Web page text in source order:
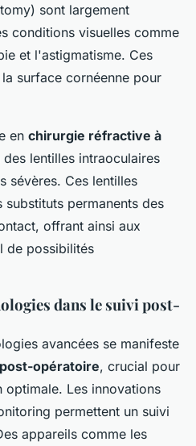
sont largement
conditions visuelles comme
et l'astigmatisme. Ces
surface cornéenne pour
en chirurgie réfractive à
lentilles intraoculaires
sévères. Ces lentilles
permanents des
offrant ainsi aux
de possibilités
dans le suivi post-
avancées se manifeste
opératoire, crucial pour
optimale. Les innovations
permettent un suivi
appareils comme les